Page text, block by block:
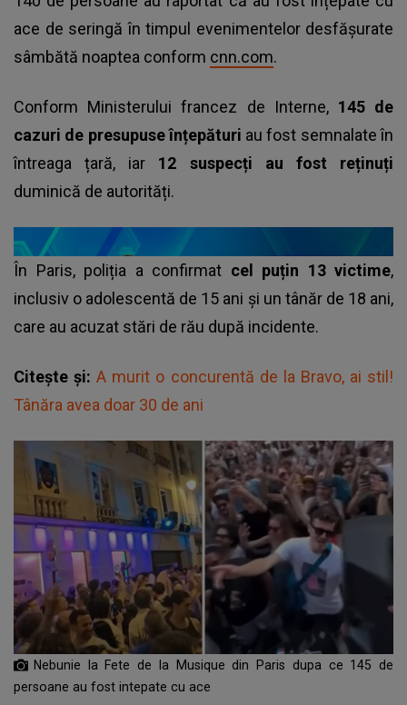
ace de seringă în timpul evenimentelor desfășurate
sâmbătă noaptea conform cnn.com.
Conform Ministerului francez de Interne, 145 de
cazuri de presupuse înțepături au fost semnalate în
întreaga țară, iar 12 suspecți au fost reținuți
duminică de autorități.
În Paris, poliția a confirmat cel puțin 13 victime,
inclusiv o adolescentă de 15 ani și un tânăr de 18 ani,
care au acuzat stări de rău după incidente.
Citește și:A murit o concurentă de la Bravo, ai stil!
Tânăra avea doar 30 de ani
Nebunie la Fete de la Musique din Paris dupa ce 145 de
persoane au fost intepate cu ace